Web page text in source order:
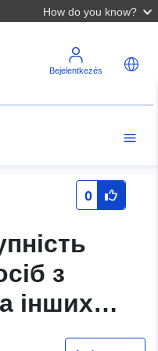
How do you know?
Bejelentkezés
0
з
інших
груп